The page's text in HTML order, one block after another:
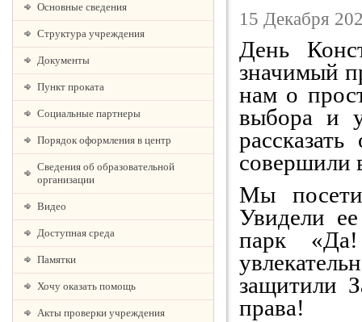
Основные сведения
Структура учреждения
Документы
Пункт проката
Социальные партнеры
Порядок оформления в центр
Сведения об образовательной
организации
Видео
Доступная среда
Памятки
Хочу оказать помощь
Акты проверки учреждения
15 Декабря
День
значимый
нам о
выбора и
совершили
Мы
Увидели
парк
защитили
права!